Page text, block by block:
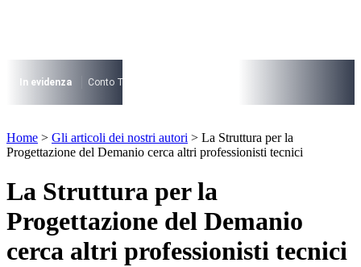
I più cercati
Lorem ipsum dolor sit amet consectetur
Lorem ipsum dolor sit amet consectetur
In evidenza Conto Termico
Lorem ipsum dolor sit amet consectetur
Home > Gli articoli dei nostri autori > La Struttura per la
Progettazione del Demanio cerca altri professionisti tecnici
La Struttura per la
Progettazione del Demanio
cerca altri professionisti tecnici